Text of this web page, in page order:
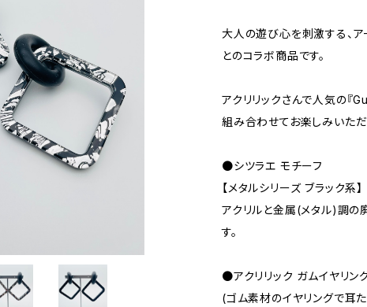
大人の遊び心を刺激する、ア
とのコラボ商品です。
アクリリックさんで人気の『
組み合わせてお楽しみいただ
●シツラエ モチーフ
【メタルシリーズ ブラック系】
アクリルと金属(メタル)調の
す。
●アクリリック ガムイヤリン
(ゴム素材のイヤリングで耳